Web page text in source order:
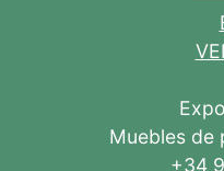
Muebles de
+34